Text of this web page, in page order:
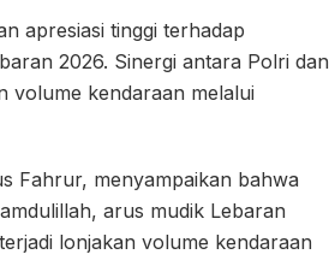
apresiasi tinggi terhadap
2026. Sinergi antara Polri dan
volume kendaraan melalui
Fahrur, menyampaikan bahwa
arus mudik Lebaran
lonjakan volume kendaraan